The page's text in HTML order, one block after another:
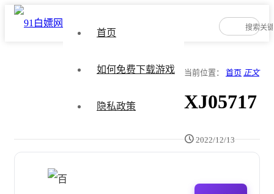
首页
如何免费下载游戏
隐私政策
当前位置： 首页 正文
XJ05717
2022/12/13